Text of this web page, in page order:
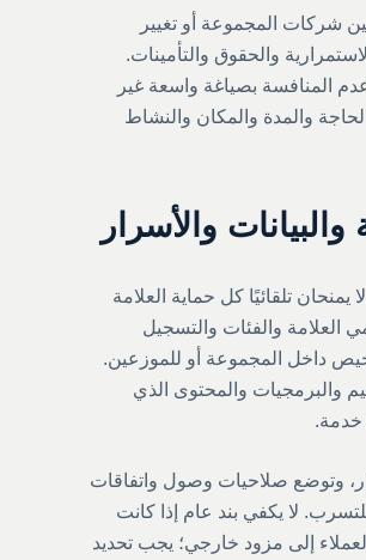
شركات المجموعة أو تغيير
والحقوق والتأمينات.
المنافسة بصياغة واسعة غير
والمدة والمكان والنشاط
والبيانات والأسرار
تلقائيًا كل حماية العلامة
العلامة والفئات والتسجيل
داخل المجموعة أو للموزعين.
والبرمجيات والمحتوى الذي
خدمة.
وتوضع صلاحيات وصول واتفاقات
لا يكفي بند عام إذا كانت
إلى مزود خارجي؛ يجب تحديد